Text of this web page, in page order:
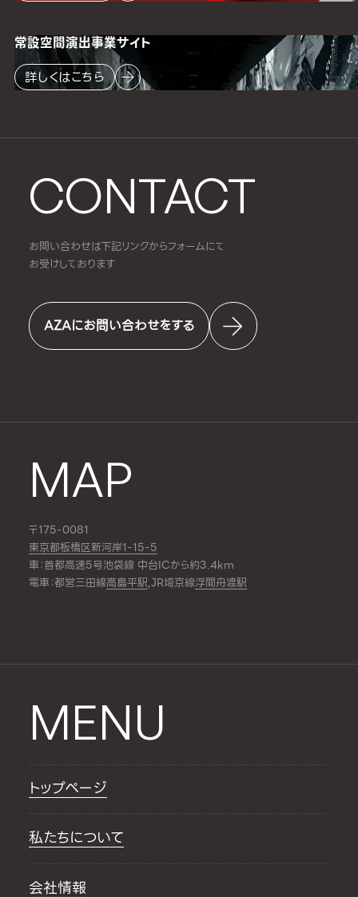
CONTACT
お問い合わせは下記リンクからフォームにて
お受けしております
AZAにお問い合わせをする
MAP
〒175-0081
東京都板橋区新河岸1-15-5
車：首都高速5号池袋線 中台ICから約3.4km
電車：都営三田線高島平駅,JR埼京線浮間舟渡駅
常設空間演出事業サイト
詳しくはこちら
MENU
トップページ
私たちについて
会社情報